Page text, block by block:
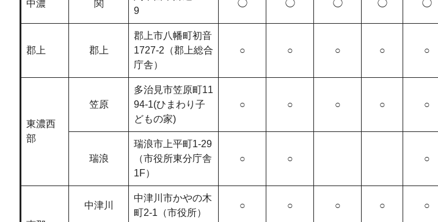
中濃 関
9
◯ ◯ ◯ ◯ ◯
郡上 郡上
郡上市八幡町初音
1727-2（郡上総合
庁舎）
○ ○ ○ ○ ○
東濃西
部
笠原
多治見市笠原町11
94-1(ひまわり子
どもの家)
○ ○ ○ ○ ○
瑞浪
瑞浪市上平町1-29
（市役所東分庁舎
1F）
○ ○ ○
中津川
中津川市かやの木
町2-1（市役所）
○ ○ ○ ○ ○